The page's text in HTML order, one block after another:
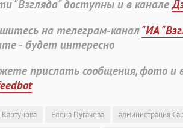
"Взгляда" доступны и в канале
на телеграм-канал"ИА
- будет интересно
прислать сообщения, фото и
Картунова Елена Пугачева администрация